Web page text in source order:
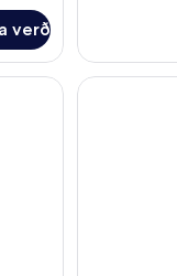
verð
Suite
| Rúmföt af bestu